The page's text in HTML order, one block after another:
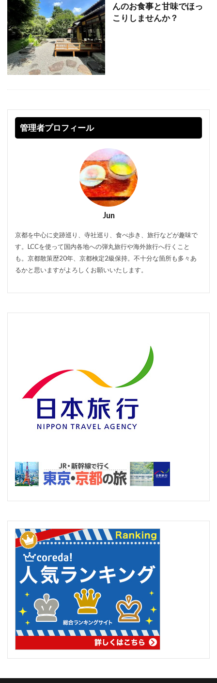
んのお食事と甘味でほっ
こりしませんか？
管理者プロフィール
Jun
京都を中心に史跡巡り、寺社巡り、食べ歩き、旅行などが趣味で
す。LCCを使って国内各地への弾丸旅行や海外旅行へ行くこと
も。京都散策歴20年、京都検定2級保持。不十分な箇所も多々あ
るかと思いますがよろしくお願いいたします。